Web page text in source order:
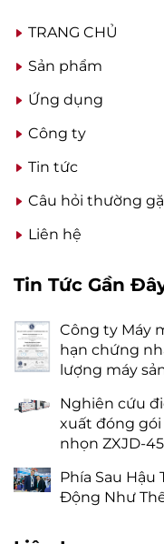
TRANG CHỦ
Sản phẩm
Ứng dụng
Công ty
Tin tức
Câu hỏi thường
Liên hệ
Tin Tức Gần
Công ty Máy
hạn chứng
lượng máy
Nghiên cứu
xuất đóng gói
nhọn ZXJD-
Phía Sau Hậu
Động Như